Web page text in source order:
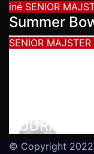
iné SENIOR
Summer
SENIOR
MS
turnajom
© Copyright 2022